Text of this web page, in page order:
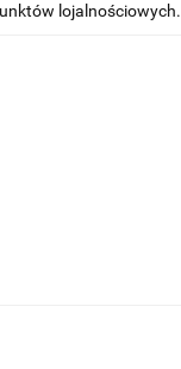
lojalnościowych.